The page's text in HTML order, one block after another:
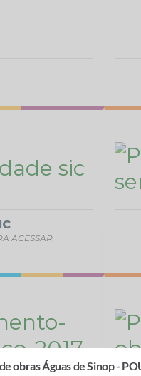
ACESSAR
- TARIFA SOCIAL 2025
obras Águas de Sinop -